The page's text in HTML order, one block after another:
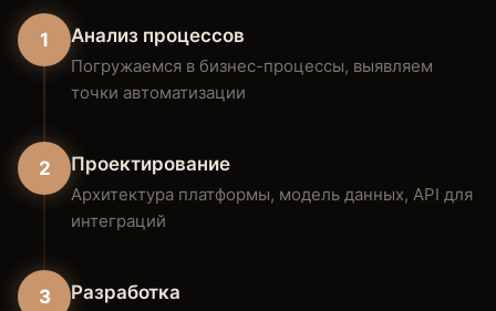
1 Анализ процессов
Погружаемся в бизнес-процессы, выявляем
точки автоматизации
2 Проектирование
Архитектура платформы, модель данных, API для
интеграций
3 Разработка